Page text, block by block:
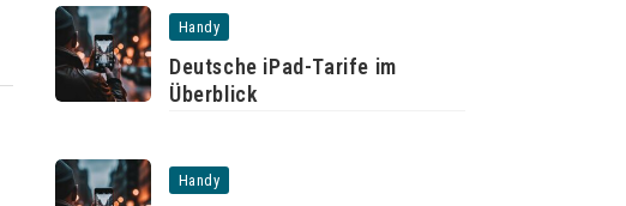
Handy
Deutsche iPad-Tarife im
Überblick
Handy